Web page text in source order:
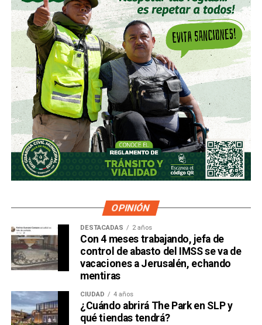
OPINIÓN
DESTACADAS 2 años
Con 4 meses trabajando, jefa de
control de abasto del IMSS se va de
vacaciones a Jerusalén, echando
mentiras
CIUDAD 4 años
¿Cuándo abrirá The Park en SLP y
qué tiendas tendrá?